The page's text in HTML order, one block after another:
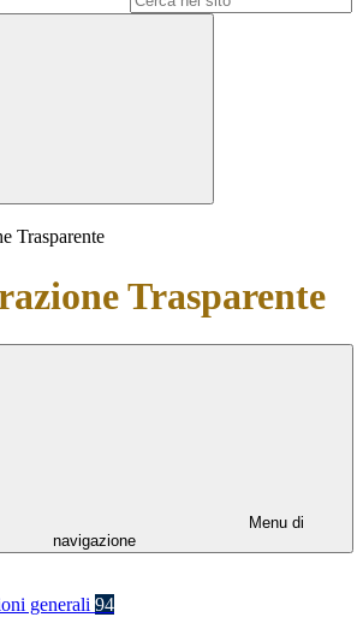
Trasparente
Trasparente
Menu di
navigazione
generali 94